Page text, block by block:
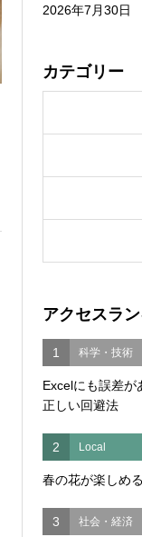
2026年7月30日
カテゴリー
アクセスラ
1 科学・技術
Excelにも誤差が
正しい回避法
2 Local
春の花が楽しめ
3 社会・経済